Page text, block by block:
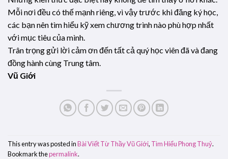
Mỗi nơi đều có thế mạnh riêng, vì vậy trước khi đăng ký học,
các bạn nên tìm hiểu kỹ xem chương trình nào phù hợp nhất
với mục tiêu của mình.
Trân trọng gửi lời cảm ơn đến tất cả quý học viên đã và đang
đồng hành cùng Trung tâm.
Vũ Giới
This entry was posted inBài Viết Từ Thầy Vũ Giới, Tìm Hiểu Phong Thuỷ.
Bookmark thepermalink.